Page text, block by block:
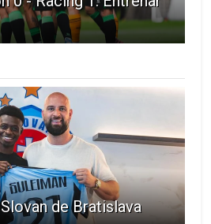
de Bratislava